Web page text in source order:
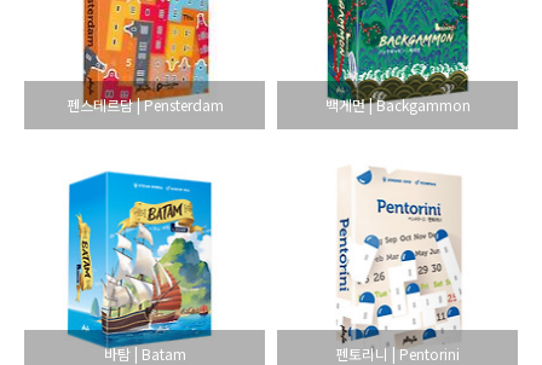
펜스테르담 | Pensterdam 백게먼 | Backgammon
바탐 | Batam 펜토리니 | Pentorini